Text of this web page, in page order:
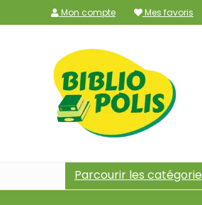
Mon compte Mes favoris
Parcourir les